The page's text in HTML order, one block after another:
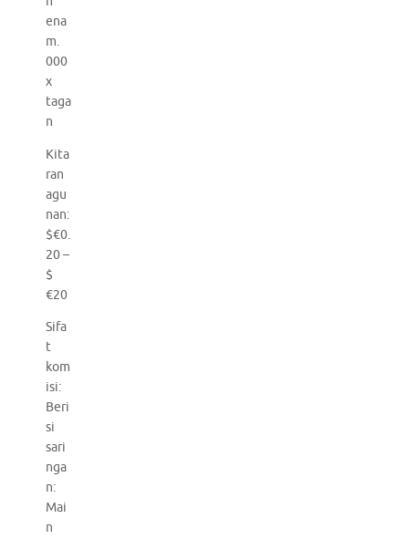
ena
m.
000
x
taga
n
Kita
ran
agu
nan:
$€0.
20 –
$
€20
Sifa
t
kom
isi:
Beri
si
sari
nga
n:
Mai
n